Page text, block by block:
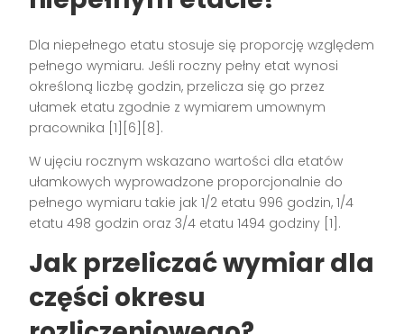
Dla niepełnego etatu stosuje się proporcję względem
pełnego wymiaru. Jeśli roczny pełny etat wynosi
określoną liczbę godzin, przelicza się go przez
ułamek etatu zgodnie z wymiarem umownym
pracownika [1][6][8].
W ujęciu rocznym wskazano wartości dla etatów
ułamkowych wyprowadzone proporcjonalnie do
pełnego wymiaru takie jak 1/2 etatu 996 godzin, 1/4
etatu 498 godzin oraz 3/4 etatu 1494 godziny [1].
Jak przeliczać wymiar dla
części okresu